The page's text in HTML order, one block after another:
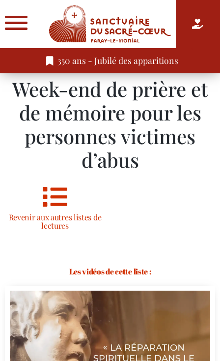
350 ans - Jubilé des apparitions
Week-end de prière et
de mémoire pour les
personnes victimes
d’abus
Revenir aux autres listes de
lectures
Les vidéos de cette liste :